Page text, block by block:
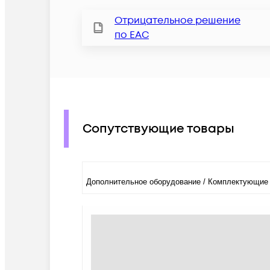
Отрицательное решение
по ЕАС
Сопутствующие товары
Дополнительное оборудование / Комплектующие